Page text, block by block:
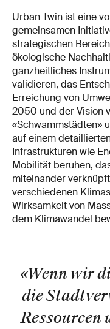
Urban Twin ist eine
gemeinsamen
strategischen
ökologische
ganzheitliches
validieren, das
Erreichung von
2050 und der Vision
«Schwammstädten»
auf einem
Infrastrukturen wie
Mobilität beruhen,
miteinander
verschiedenen
Wirksamkeit von
dem Klimawandel
«Wenn wir
die
Ressourcen